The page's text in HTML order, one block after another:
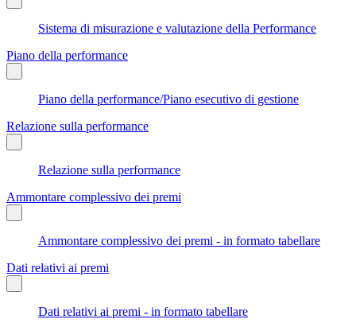
Sistema di misurazione e valutazione della Performance
Piano della performance
Piano della performance/Piano esecutivo di gestione
Relazione sulla performance
Relazione sulla performance
Ammontare complessivo dei premi
Ammontare complessivo dei premi - in formato tabellare
Dati relativi ai premi
Dati relativi ai premi - in formato tabellare